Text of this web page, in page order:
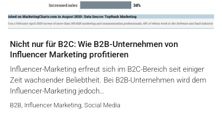
Nicht nur für B2C: Wie B2B-Unternehmen von
Influencer Marketing profitieren
Influencer-Marketing erfreut sich im B2C-Bereich seit einiger
Zeit wachsender Beliebtheit. Bei B2B-Unternehmen wird dem
Influencer-Marketing jedoch…
B2B Influencer Marketing Social Media